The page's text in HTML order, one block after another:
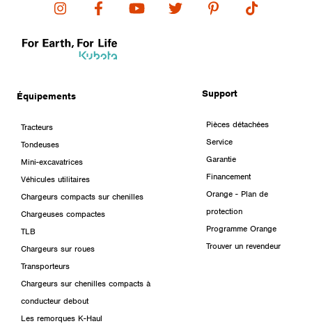
Équipements
Tracteurs
Tondeuses
Mini-excavatrices
Véhicules utilitaires
Chargeurs compacts sur chenilles
Chargeuses compactes
TLB
Chargeurs sur roues
Transporteurs
Chargeurs sur chenilles compacts à
conducteur debout
Les remorques K-Haul
Support
Pièces détachées
Service
Garantie
Financement
Orange - Plan de
protection
Programme Orange
Trouver un revendeur